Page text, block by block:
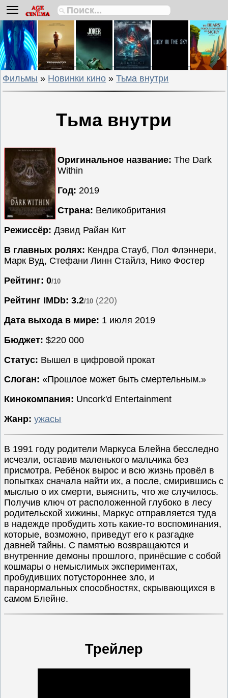
Биографии
Боевики
Вестерны
Военные
Детективы
Драмы
Мелодрамы
Мультфильмы
Мюзиклы
Приключения
Русские
фильмы
Сериалы
Ужасы
Фантастика
Новинки
кино
Фильмы » Новинки кино »Тьма внутри
Тьма внутри
Оригинальное название: The Dark
Within
Год: 2019
Страна: Великобритания
Режиссёр: Дэвид Райан Кит
В главных ролях: Кендра Стауб, Пол Флэннери,
Марк Вуд, Стефани Линн Стайлз, Нико Фостер
Рейтинг: 0/10
Рейтинг IMDb: 3.2/10 (220)
Дата выхода в мире: 1 июля 2019
Бюджет: $220 000
Статус: Вышел в цифровой прокат
Слоган: «Прошлое может быть смертельным.»
Кинокомпания: Uncork'd Entertainment
Жанр: ужасы
В 1991 году родители Маркуса Блейна бесследно
исчезли, оставив маленького мальчика без
присмотра. Ребёнок вырос и всю жизнь провёл в
попытках сначала найти их, а после, смирившись с
мыслью о их смерти, выяснить, что же случилось.
Получив ключ от расположенной глубоко в лесу
родительской хижины, Маркус отправляется туда
в надежде пробудить хоть какие-то воспоминания,
которые, возможно, приведут его к разгадке
давней тайны. С памятью возвращаются и
внутренние демоны прошлого, принёсшие с собой
кошмары о немыслимых экспериментах,
пробудивших потустороннее зло, и
паранормальных способностях, скрывающихся в
самом Блейне.
Трейлер